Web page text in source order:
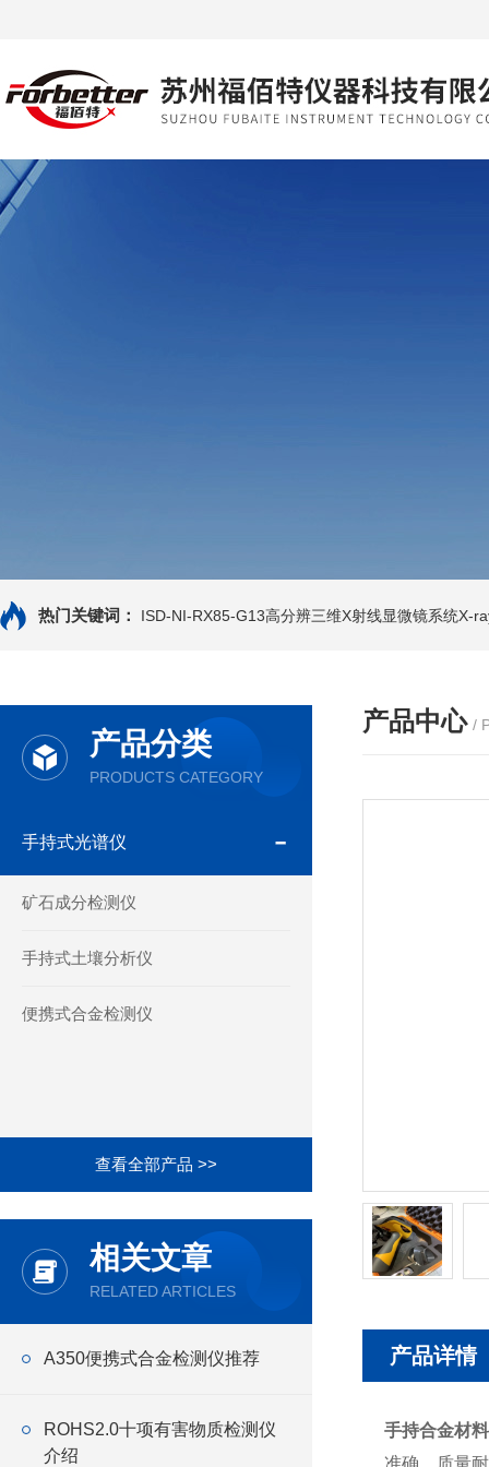
热门关键词： ISD-NI-RX85-G13高分辨三维X射线显微镜系统X-
产品分类
PRODUCTS CATEGORY
手持式光谱仪
矿石成分检测仪
手持式土壤分析仪
便携式合金检测仪
查看全部产品 >>
相关文章
RELATED ARTICLES
A350便携式合金检测仪推荐
ROHS2.0十项有害物质检测仪
介绍
产品中心 /
产品详情
手持合金材
准确，质量